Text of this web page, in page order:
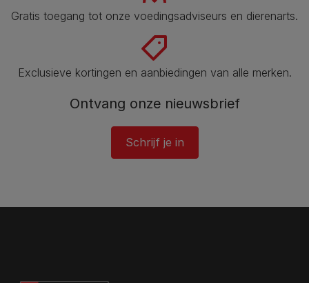
Gratis toegang tot onze voedingsadviseurs en dierenarts.
Exclusieve kortingen en aanbiedingen van alle merken.
Ontvang onze nieuwsbrief
Schrijf je in